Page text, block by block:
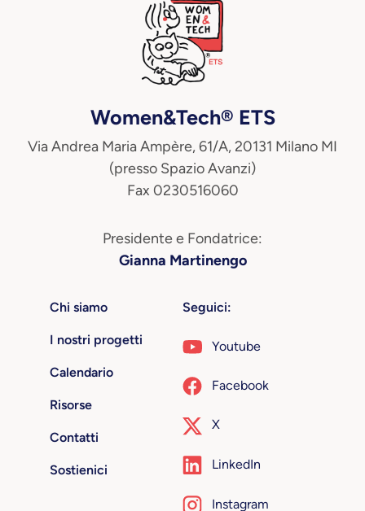
Women&Tech® ETS
Via Andrea Maria Ampère, 61/A, 20131 Milano MI
(presso Spazio Avanzi)
Fax 0230516060
Presidente e Fondatrice:
Gianna Martinengo
Chi siamo
I nostri progetti
Calendario
Risorse
Contatti
Sostienici
Seguici:
Youtube
Facebook
X
LinkedIn
Instagram